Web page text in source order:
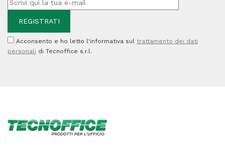
Acconsento e ho letto l'informativa sul trattamento dei dati
personali di Tecnoffice s.r.l.